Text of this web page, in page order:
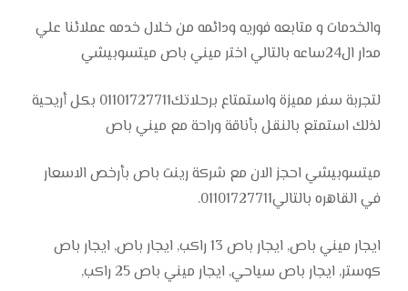
والخدمات و متابعه فوريه ودائمه من خلال خدمه عملائنا علي
مدار ال24ساعه بالتالي اختر ميني باص ميتسوبيشي
لتجربة سفر مميزة واستمتاع برحلاتك01101727711 بكل أريحية
لذلك استمتع بالنقل بأناقة وراحة مع ميني باص
ميتسوبيشي احجز الان مع شركة رينت باص بأرخص الاسعار
في القاهره بالتالي01101727711.
ايجار ميني باص, ايجار باص 13 راكب, ايجار باص, ايجار باص
كوستر, ايجار باص سياحي, ايجار ميني باص 25 راكب,